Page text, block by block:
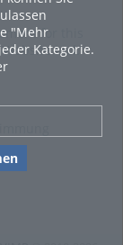
"Mehr
Kategorie.
for this
incl.